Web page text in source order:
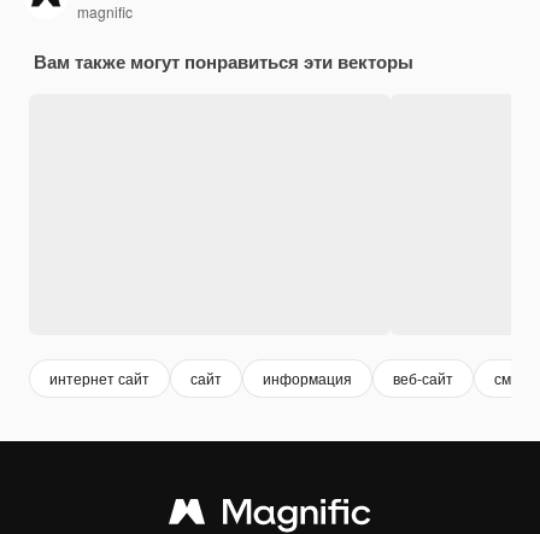
magnific
Вам также могут понравиться эти векторы
интернет сайт сайт информация веб-сайт сми